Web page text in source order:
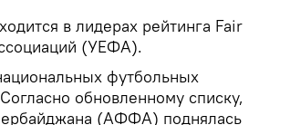
в лидерах рейтинга Fair
(УЕФА).
футбольных
обновленному списку,
(АФФА) поднялась